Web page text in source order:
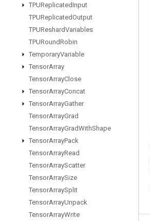
TPUReplicatedInput
TPUReplicatedOutput
TPUReshardVariables
TPURoundRobin
TemporaryVariable
TensorArray
TensorArrayClose
TensorArrayConcat
TensorArrayGather
TensorArrayGrad
TensorArrayGradWithShape
TensorArrayPack
TensorArrayRead
TensorArrayScatter
TensorArraySize
TensorArraySplit
TensorArrayUnpack
TensorArrayWrite